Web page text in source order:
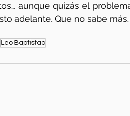
aunque quizás el
adelante. Que no sabe más.
Leo Baptistao